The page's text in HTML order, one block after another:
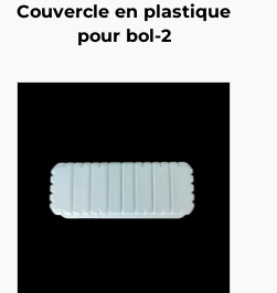
Couvercle en plastique
pour bol-2